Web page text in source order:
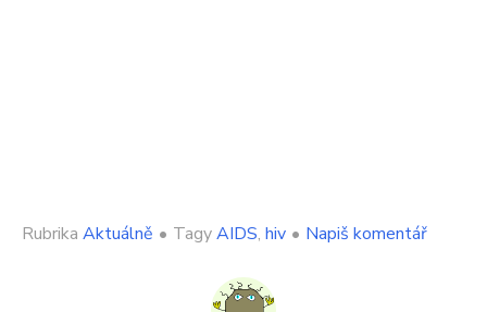
Rubrika Aktuálně • TagyAIDS, hiv • Napiš komentářon